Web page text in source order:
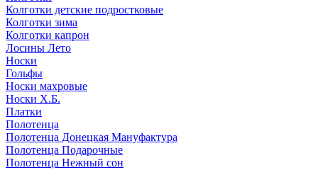
Колготки детские подростковые
Колготки зима
Колготки капрон
Лосины Лето
Носки
Гольфы
Носки махровые
Носки Х.Б.
Платки
Полотенца
Полотенца Донецкая Мануфактура
Полотенца Подарочные
Полотенца Нежный сон